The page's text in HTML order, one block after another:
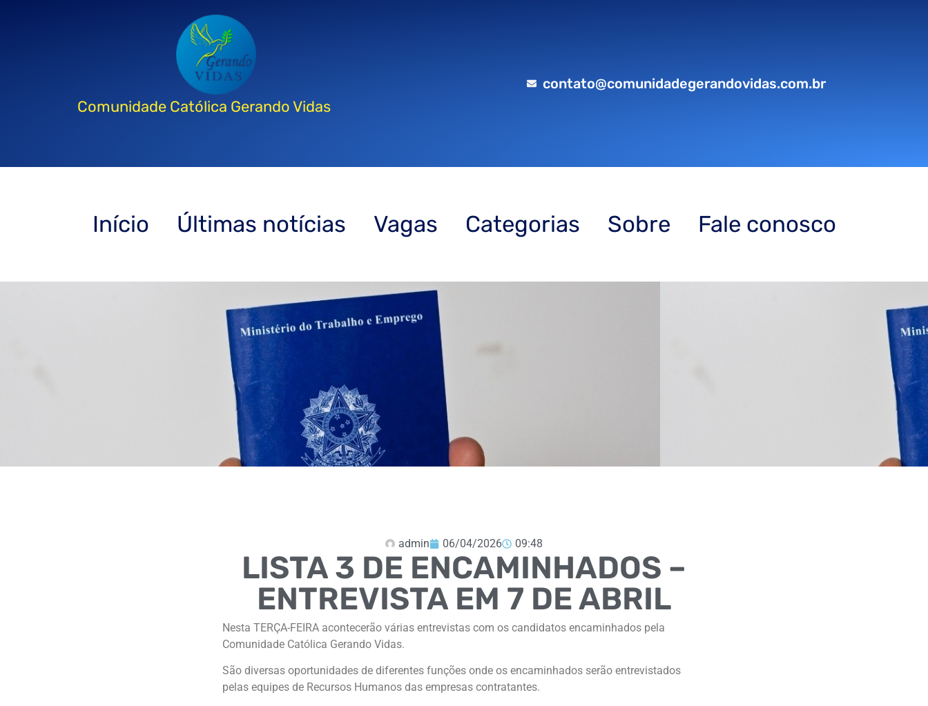
Comunidade Católica Gerando Vidas
contato@comunidadegerandovidas.com.br
Início Últimas notícias Vagas Categorias Sobre Fale conosco
admin 06/04/2026 09:48
LISTA 3 DE ENCAMINHADOS –
ENTREVISTA EM 7 DE ABRIL
Nesta TERÇA-FEIRA acontecerão várias entrevistas com os candidatos encaminhados pela
Comunidade Católica Gerando Vidas.
São diversas oportunidades de diferentes funções onde os encaminhados serão entrevistados
pelas equipes de Recursos Humanos das empresas contratantes.